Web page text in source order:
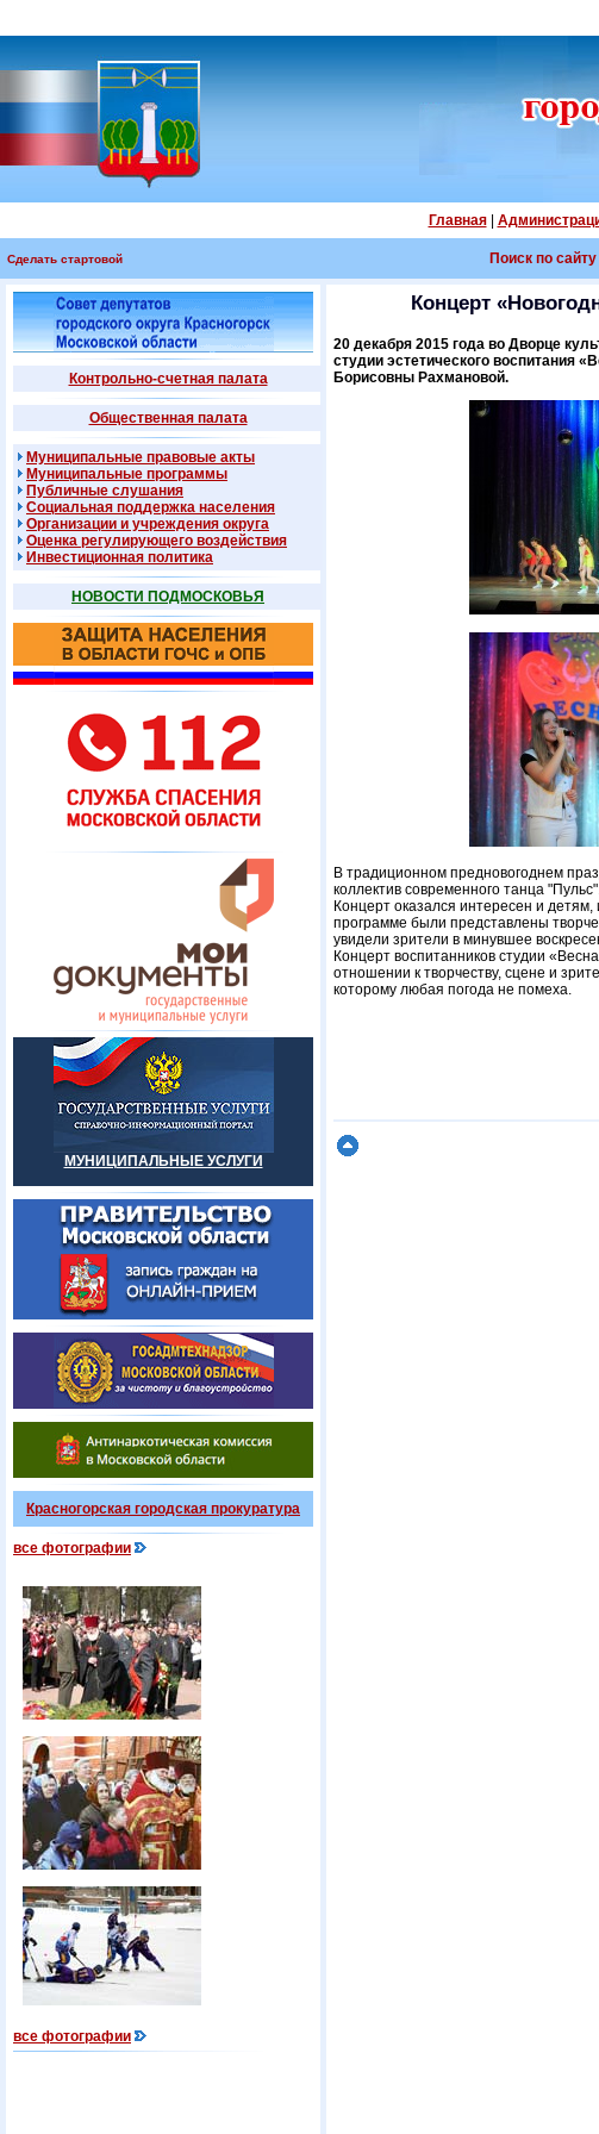
Главная|
Сделать стартовой Поиск по сайту
Контрольно-счетная палата
Общественная палата
Муниципальные правовые акты
Муниципальные программы
Публичные слушания
Социальная поддержка населения
Организации и учреждения округа
Оценка регулирующего воздействия
Инвестиционная политика
НОВОСТИ ПОДМОСКОВЬЯ
МУНИЦИПАЛЬНЫЕ УСЛУГИ
Красногорская городская прокуратура
все фотографии
все фотографии
Концерт
20 декабря 2015 года во Дворце
студии эстетического воспитания
Борисовны Рахмановой.
В традиционном предновогоднем
коллектив современного танца
Концерт оказался интересен и
программе были представлены
увидели зрители в минувшее
Концерт воспитанников студии
отношении к творчеству, сцене и
которому любая погода не помеха.